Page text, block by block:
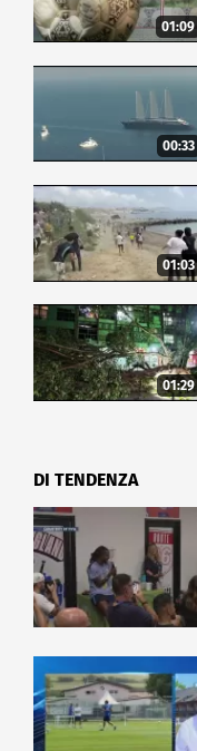
01:09
00:33
01:03
01:29
DI TENDENZA